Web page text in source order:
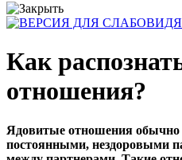
Как
отношения?
Ядовитые отношения обычно
постоянными, нездоровыми